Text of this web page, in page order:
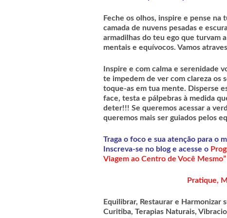
Feche os olhos, inspire e pense
camada de nuvens pesadas e
armadilhas do teu ego que turvam
mentais e equívocos. Vamos
Inspire e com calma e serenidade
te impedem de ver com clareza os
toque-as em tua mente. Disperse
face, testa e pálpebras à medida
deter!!! Se queremos acessar a
queremos mais ser guiados pelos
Traga o foco e sua atenção para o
Inscreva-se no blog e acesse o
Viagem ao Centro de Você Mesmo”
Pratique,
Equilibrar, Restaurar e
Curitiba, Terapias Naturais,